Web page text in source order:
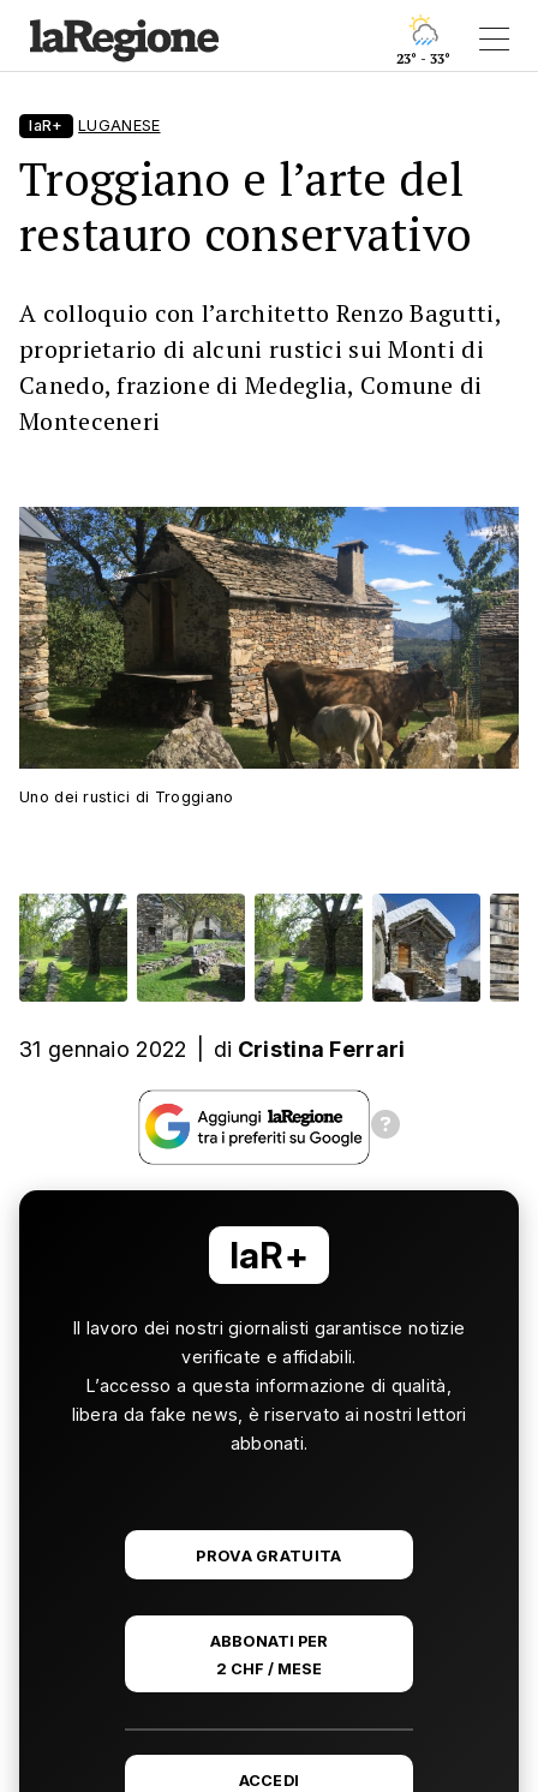
23° - 33°
laR+ LUGANESE
Troggiano e l’arte del
restauro conservativo
A colloquio con l’architetto Renzo Bagutti,
proprietario di alcuni rustici sui Monti di
Canedo, frazione di Medeglia, Comune di
Monteceneri
Uno dei rustici di Troggiano
31 gennaio 2022 di Cristina Ferrari
laR+
Il lavoro dei nostri giornalisti garantisce notizie
verificate e affidabili.
L’accesso a questa informazione di qualità,
libera da fake news, è riservato ai nostri lettori
abbonati.
PROVA GRATUITA
ABBONATI PER
2 CHF / MESE
ACCEDI